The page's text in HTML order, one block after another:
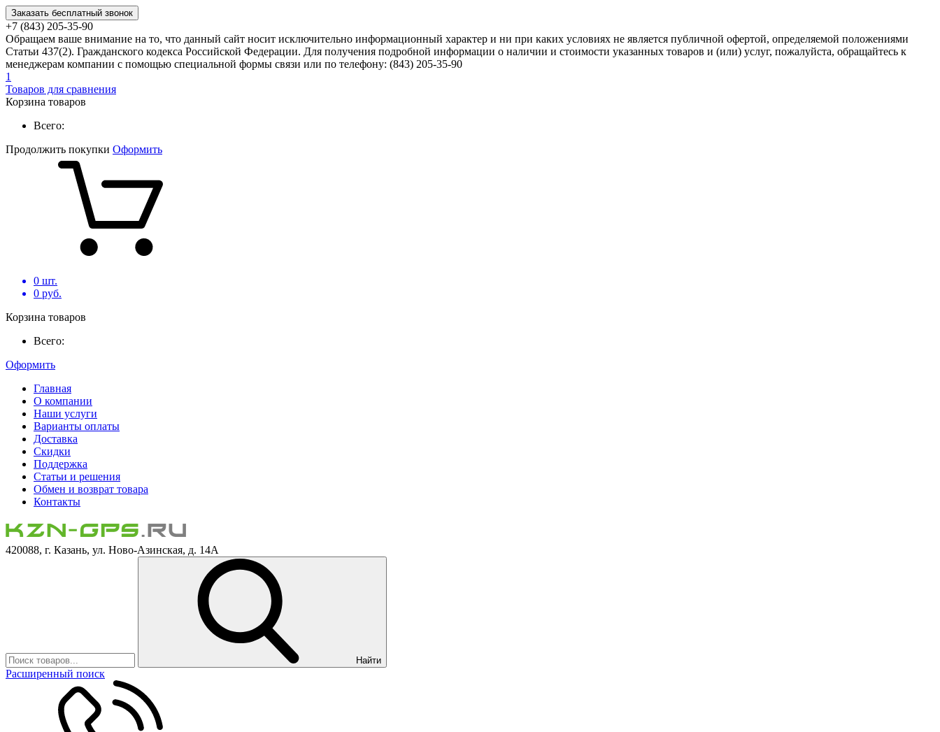
Заказать бесплатный звонок
+7 (843) 205-35-90
Обращаем ваше внимание на то, что данный сайт носит исключительно информационный характер и ни при каких условиях не является публичной офертой, определяемой положениями
Статьи 437(2). Гражданского кодекса Российской Федерации. Для получения подробной информации о наличии и стоимости указанных товаров и (или) услуг, пожалуйста, обращайтесь к
менеджерам компании с помощью специальной формы связи или по телефону: (843) 205-35-90
1
Товаров для сравнения
Корзина товаров
Всего:
Продолжить покупки Оформить
0 шт.
0 руб.
Корзина товаров
Всего:
Оформить
Главная
О компании
Наши услуги
Варианты оплаты
Доставка
Скидки
Поддержка
Статьи и решения
Обмен и возврат товара
Контакты
420088, г. Казань, ул. Ново-Азинская, д. 14А
Найти
Расширенный поиск